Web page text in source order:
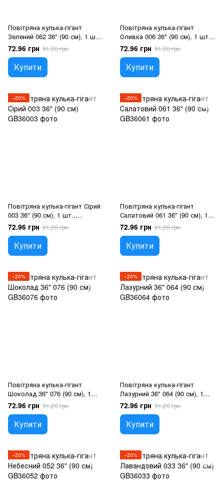
Повітряна кулька-гігант
Зелений 062 36" (90 см), 1 шт.,
36"/90см., Зелений, Гелій або
повітря
72.96 грн 91.20 грн
Купити
Повітряна кулька-гігант
Оливка 006 36" (90 см), 1 шт.,
36"/90см., Оливковий, Гелій
або повітря
72.96 грн 91.20 грн
Купити
−20%
Повітряна кулька-гігант Сірий
003 36" (90 см), 1 шт.,
36"/90см., Сірий, Гелій або
повітря
72.96 грн 91.20 грн
Купити
−20%
Повітряна кулька-гігант
Салатовий 061 36" (90 см), 1
шт., 36"/90см., Салатовий,
Гелій або повітря
72.96 грн 91.20 грн
Купити
−20%
Повітряна кулька-гігант
Шоколад 36" 076 (90 см), 1
шт., 36"/90см., Шоколад, Гелій
або повітря
72.96 грн 91.20 грн
Купити
−20%
Повітряна кулька-гігант
Лазурний 36" 064 (90 см), 1
шт., 36"/90см., Зелений, Гелій
або повітря
72.96 грн 91.20 грн
Купити
−20% −20%